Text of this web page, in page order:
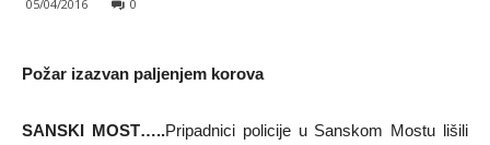
05/04/2016 0
Požar izazvan paljenjem korova
SANSKI MOST…..Pripadnici policije u Sanskom Mostu lišili